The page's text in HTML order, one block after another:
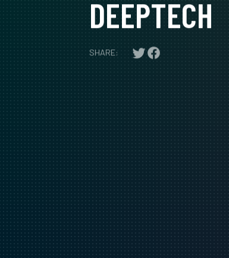
DEEPTECH
SHARE: